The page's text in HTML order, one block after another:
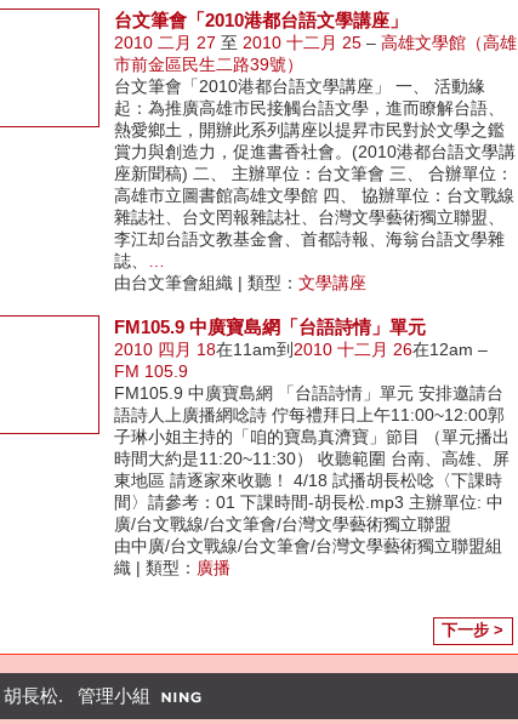
台文筆會「2010港都台語文學講座」
2010 二月 27 至 2010 十二月 25– 高雄文學館（高雄
市前金區民生二路39號）
台文筆會「2010港都台語文學講座」 一、 活動緣
起：為推廣高雄市民接觸台語文學，進而瞭解台語、
熱愛鄉土，開辦此系列講座以提昇市民對於文學之鑑
賞力與創造力，促進書香社會。(2010港都台語文學講
座新聞稿) 二、 主辦單位：台文筆會 三、 合辦單位：
高雄市立圖書館高雄文學館 四、 協辦單位：台文戰線
雜誌社、台文罔報雜誌社、台灣文學藝術獨立聯盟、
李江却台語文教基金會、首都詩報、海翁台語文學雜
誌、
由台文筆會組織 | 類型： 文學講座
FM105.9 中廣寶島網「台語詩情」單元
2010 四月 18在11am到2010 十二月 26在12am –
FM 105.9
FM105.9 中廣寶島網 「台語詩情」單元 安排邀請台
語詩人上廣播網唸詩 佇每禮拜日上午11:00~12:00郭
子琳小姐主持的「咱的寶島真濟寶」節目 （單元播出
時間大約是11:20~11:30） 收聽範圍 台南、高雄、屏
東地區 請逐家來收聽！ 4/18 試播胡長松唸〈下課時
間〉請參考：01 下課時間-胡長松.mp3 主辦單位: 中
廣/台文戰線/台文筆會/台灣文學藝術獨立聯盟
由中廣/台文戰線/台文筆會/台灣文學藝術獨立聯盟組
織 | 類型： 廣播
下一步 >
胡長松. 管理小組